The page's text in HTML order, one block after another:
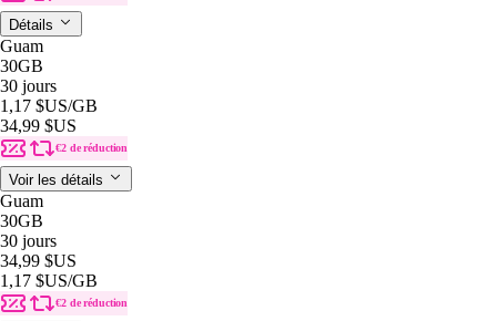
Détails
Guam
30GB
30 jours
1,17 $US/GB
34,99 $US
€2 de réduction
Voir les détails
Guam
30GB
30 jours
34,99 $US
1,17 $US/GB
€2 de réduction